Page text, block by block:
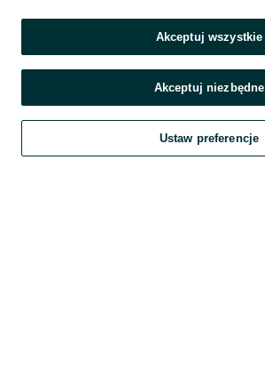
Home Favorite List it
Home Favorite List it
Szukaj Obserwujesz Dodaj
Akceptuj wszystkie
Akceptuj niezbędne
Ustaw preferencje